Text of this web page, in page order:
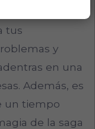
tus
y
en una
Además, es
un tiempo
de la saga